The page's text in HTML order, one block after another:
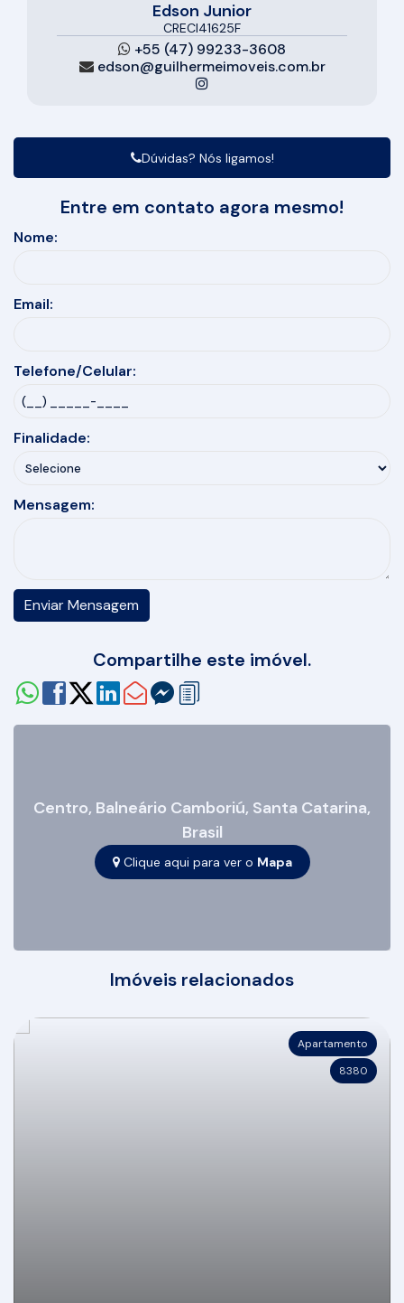
Edson Junior
CRECI41625F
+55 (47) 99233-3608
edson@guilhermeimoveis.com.br
Dúvidas? Nós ligamos!
Entre em contato agora mesmo!
Nome:
Email:
Telefone/Celular:
Finalidade:
Mensagem:
Compartilhe este imóvel.
Centro, Balneário Camboriú, Santa Catarina,
Brasil
Clique aqui para ver o Mapa
Imóveis relacionados
Apartamento
8380